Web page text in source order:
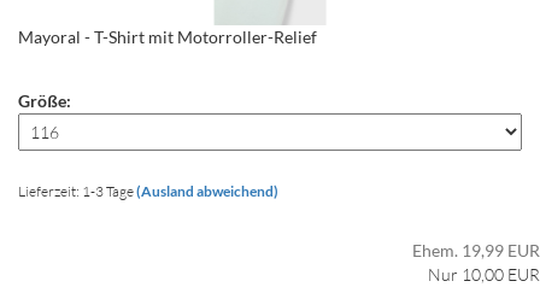
Mayoral - T-Shirt mit Motorroller-Relief
Größe:
Lieferzeit: 1-3 Tage(Ausland abweichend)
Ehem. 19,99 EUR
Nur 10,00 EUR